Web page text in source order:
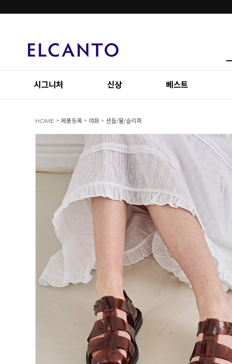
시그니처 신상 베스트
HOME > 제품등록 > 여화 > 샌들/뮬/슬리퍼